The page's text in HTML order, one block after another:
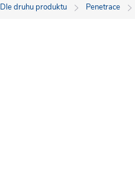
Dle druhu produktu Penetrace